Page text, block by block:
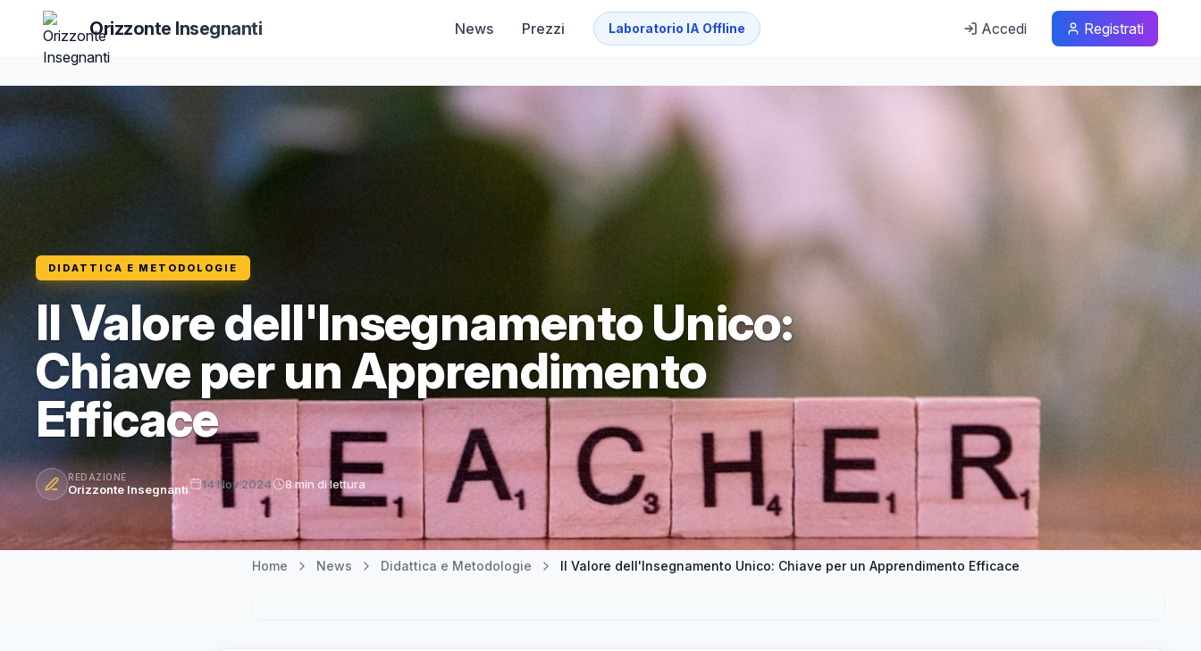
Orizzonte Insegnanti News Prezzi Laboratorio IA Offline Accedi Registrati
DIDATTICA E METODOLOGIE
Il Valore dell'Insegnamento Unico:
Chiave per un Apprendimento
Efficace
REDAZIONE
Orizzonte Insegnanti 14 Nov 2024 8 min di lettura
Home News Didattica e Metodologie Il Valore dell'Insegnamento Unico: Chiave per un Apprendimento Efficace